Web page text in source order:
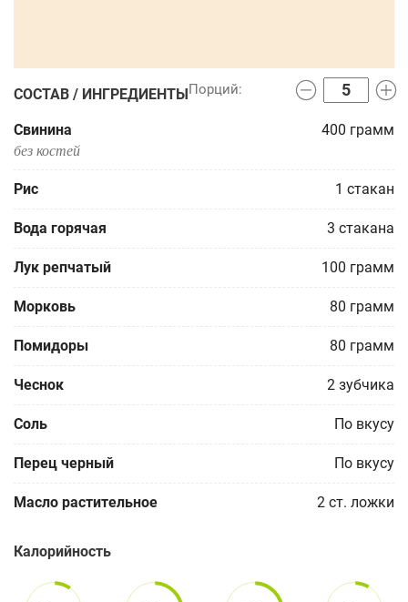
СОСТАВ / ИНГРЕДИЕНТЫ
Свинина 400 грамм
без костей
Рис 1 стакан
Вода горячая 3 стакана
Лук репчатый 100 грамм
Морковь 80 грамм
Помидоры 80 грамм
Чеснок 2 зубчика
Соль По вкусу
Перец черный По вкусу
Масло растительное 2 ст. ложки
Калорийность